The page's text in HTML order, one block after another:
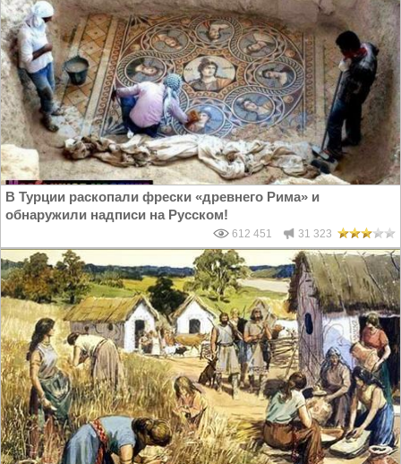
В Турции раскопали фрески «древнего Рима» и
обнаружили надписи на Русском!
612 451 31 323